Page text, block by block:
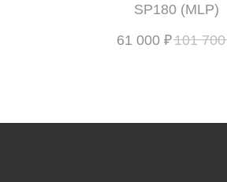
SP180 (MLP)
61 000 ₽101 700